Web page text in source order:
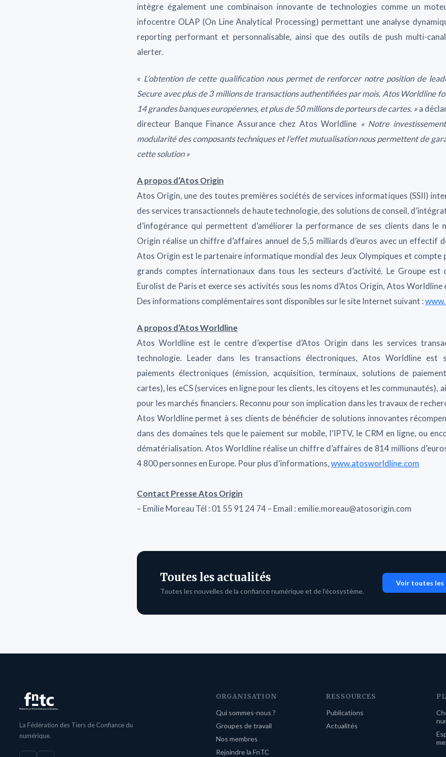
intègre également une combinaison innovante de technologies comme un
infocentre OLAP (On Line Analytical Processing) permettant une analyse
reporting performant et personnalisable, ainsi que des outils de push multi-
alerter.
« L’obtention de cette qualification nous permet de renforcer notre position de
Secure avec plus de 3 millions de transactions authentifiées par mois. Atos Worldline
14 grandes banques européennes, et plus de 50 millions de porteurs de cartes. »a
directeur Banque Finance Assurance chez Atos Worldline « Notre
modularité des composants techniques et l’effet mutualisation nous permettent de
cette solution »
A propos d’Atos Origin
Atos Origin, une des toutes premières sociétés de services informatiques (SSII)
des services transactionnels de haute technologie, des solutions de conseil,
d’infogérance qui permettent d’améliorer la performance de ses clients dans le
Origin réalise un chiffre d’affaires annuel de 5,5 milliards d’euros avec un effectif
Atos Origin est le partenaire informatique mondial des Jeux Olympiques et compte
grands comptes internationaux dans tous les secteurs d’activité. Le Groupe est
Eurolist de Paris et exerce ses activités sous les noms d’Atos Origin, Atos
Des informations complémentaires sont disponibles sur le site Internet suivant :
A propos d’Atos Worldline
Atos Worldline est le centre d’expertise d’Atos Origin dans les services
technologie. Leader dans les transactions électroniques, Atos Worldline est
paiements électroniques (émission, acquisition, terminaux, solutions de
cartes), les eCS (services en ligne pour les clients, les citoyens et les communautés),
pour les marchés financiers. Reconnu pour son implication dans les travaux de
Atos Worldline permet à ses clients de bénéficier de solutions innovantes
dans des domaines tels que le paiement sur mobile, l’IPTV, le CRM en ligne, ou
dématérialisation. Atos Worldline réalise un chiffre d’affaires de 814 millions
4 800 personnes en Europe. Pour plus d’informations,www.atosworldline.com
Contact Presse Atos Origin
– Emilie Moreau Tél : 01 55 91 24 74 – Email : emilie.moreau@atosorigin.com
Toutes les actualités
Toutes les nouvelles de la confiance numérique et de l'écosystème.
Voir toutes les
La Fédération des Tiers de Confiance du
numérique.
ORGANISATION
Qui sommes-nous ?
Groupes de travail
Nos membres
Rejoindre la FnTC
RESSOURCES
Publications
Actualités